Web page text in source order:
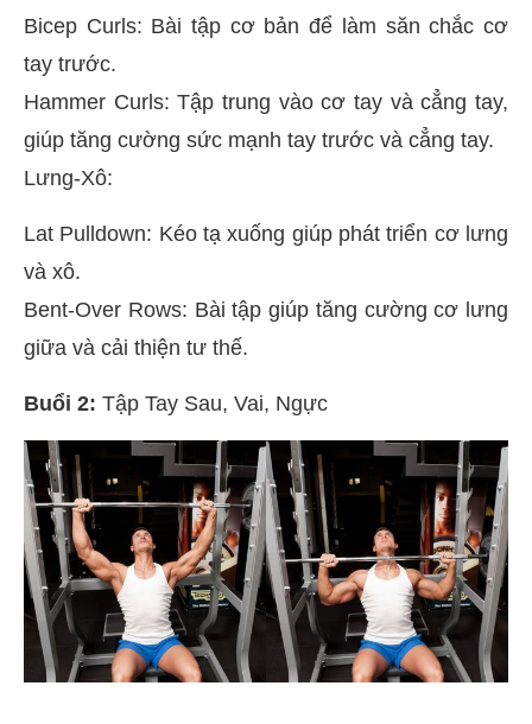
Bicep Curls: Bài tập cơ bản để làm săn chắc cơ
tay trước.
Hammer Curls: Tập trung vào cơ tay và cẳng tay,
giúp tăng cường sức mạnh tay trước và cẳng tay.
Lưng-Xô:
Lat Pulldown: Kéo tạ xuống giúp phát triển cơ lưng
và xô.
Bent-Over Rows: Bài tập giúp tăng cường cơ lưng
giữa và cải thiện tư thế.
Buổi 2: Tập Tay Sau, Vai, Ngực